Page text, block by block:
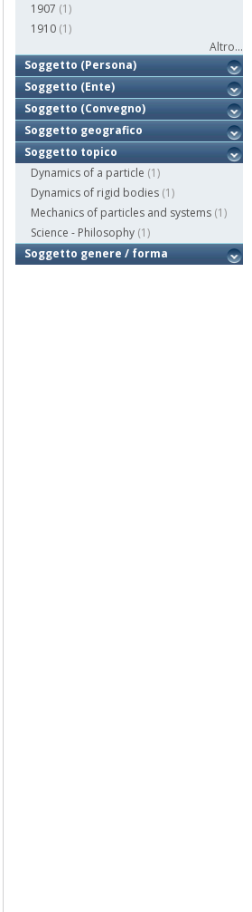
1907 (1)
1910 (1)
Altro...
Soggetto (Persona)
Soggetto (Ente)
Soggetto (Convegno)
Soggetto geografico
Soggetto topico
Dynamics of a particle (1)
Dynamics of rigid bodies (1)
Mechanics of particles and systems (1)
Science - Philosophy (1)
Soggetto genere / forma